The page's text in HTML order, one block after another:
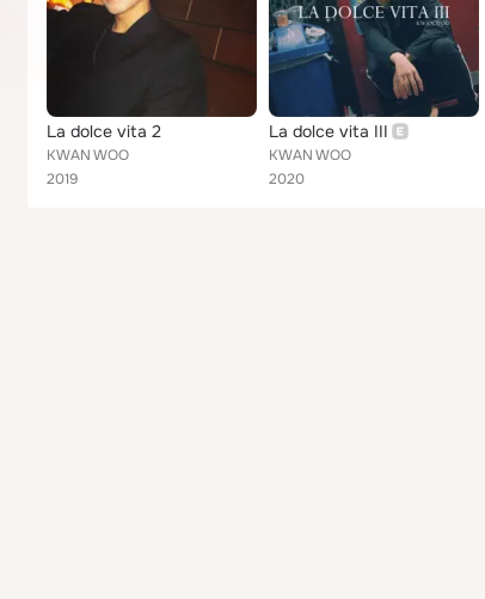
La dolce vita 2
KWAN WOO
2019
La dolce vita III
KWAN WOO
2020